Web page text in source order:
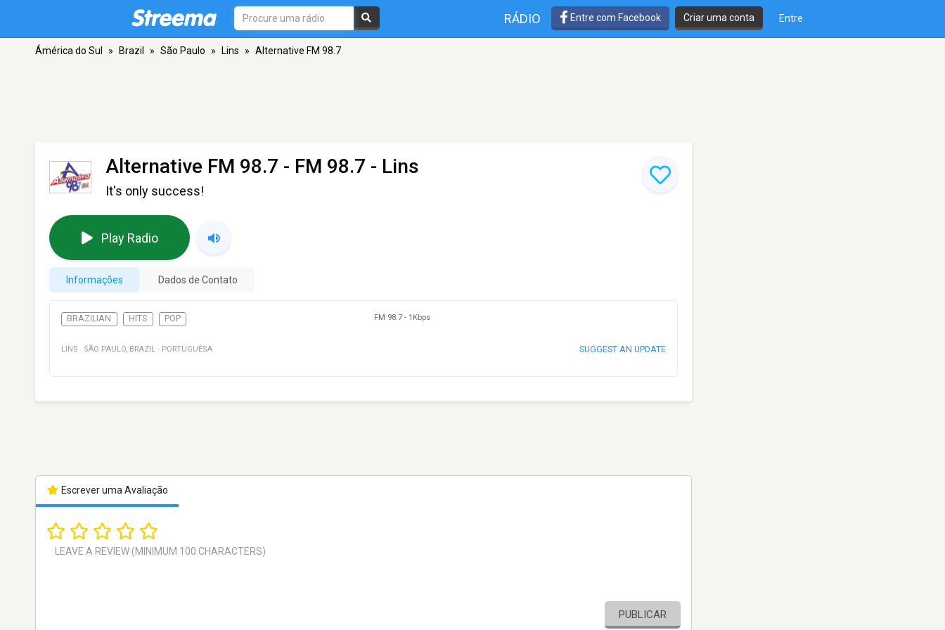
RÁDIO Entre com Facebook Criar uma conta Entre
Ámérica do Sul » Brazil » São Paulo » Lins » Alternative FM 98.7
Alternative FM 98.7 - FM 98.7 - Lins
It's only success!
Play Radio
Informações Dados de Contato
BRAZILIAN HITS POP FM 98.7 - 1Kbps
LINS · SÃO PAULO, BRAZIL · PORTUGUÊSA SUGGEST AN UPDATE
Escrever uma Avaliação
PUBLICAR